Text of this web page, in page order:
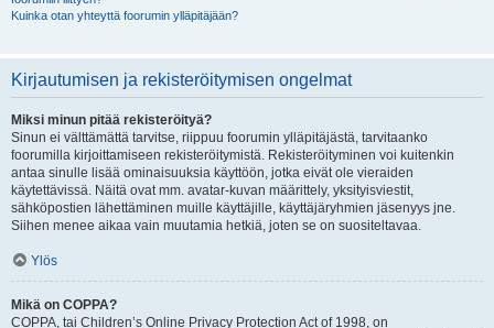
Kuinka otan yhteyttä foorumin ylläpitäjään?
Kirjautumisen ja rekisteröitymisen ongelmat
Miksi minun pitää rekisteröityä?
Sinun ei välttämättä tarvitse, riippuu foorumin ylläpitäjästä, tarvitaanko
foorumilla kirjoittamiseen rekisteröitymistä. Rekisteröityminen voi kuitenkin
antaa sinulle lisää ominaisuuksia käyttöön, jotka eivät ole vieraiden
käytettävissä. Näitä ovat mm. avatar-kuvan määrittely, yksityisviestit,
sähköpostien lähettäminen muille käyttäjille, käyttäjäryhmien jäsenyys jne.
Siihen menee aikaa vain muutamia hetkiä, joten se on suositeltavaa.
Ylös
Mikä on COPPA?
COPPA, tai Children’s Online Privacy Protection Act of 1998, on